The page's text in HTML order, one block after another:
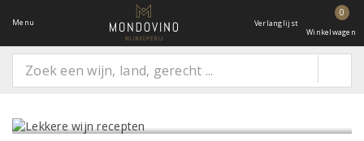
Menu Verlanglijst
0
Winkelwagen